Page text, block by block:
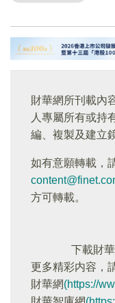
財華網所刊載內
人專屬所有或持
編、複製及建立
如有意願轉載，
方可轉載。
下載財
更多精彩内容，
財華網(https://